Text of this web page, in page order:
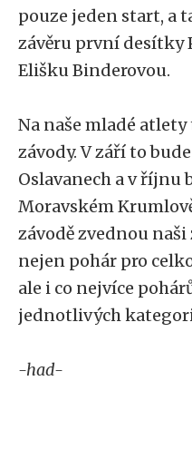
pouze jeden start, a
závěru první desítky
Elišku Binderovou.
Na naše mladé
závody. V září to
Oslavanech a v říjnu
Moravském
závodě zvednou
nejen pohár pro
ale i co nejvíce
jednotlivých
-had-